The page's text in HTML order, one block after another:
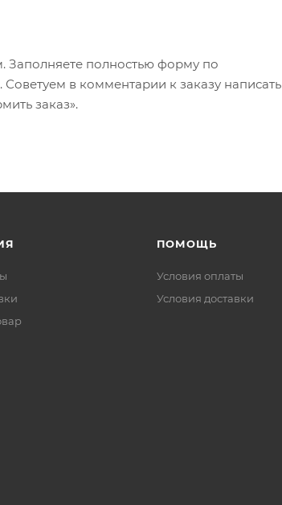
полностью форму по
в комментарии к заказу написать
заказ».
ПОМОЩЬ
Условия оплаты
Условия доставки